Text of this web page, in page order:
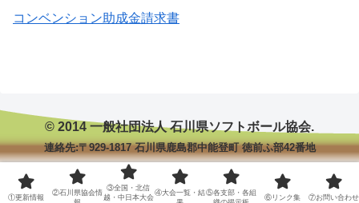
コンベンション助成金請求書
© 2014 一般社団法人 石川県ソフトボール協会.
連絡先:〒929-1817 石川県鹿島郡中能登町 徳前ふ部42番地
①更新情報
②石川県協会情
③全国・北信
越・中日本大会
④大会一覧・結⑤各支部・各組
⑥リンク集 ⑦お問い合わせ